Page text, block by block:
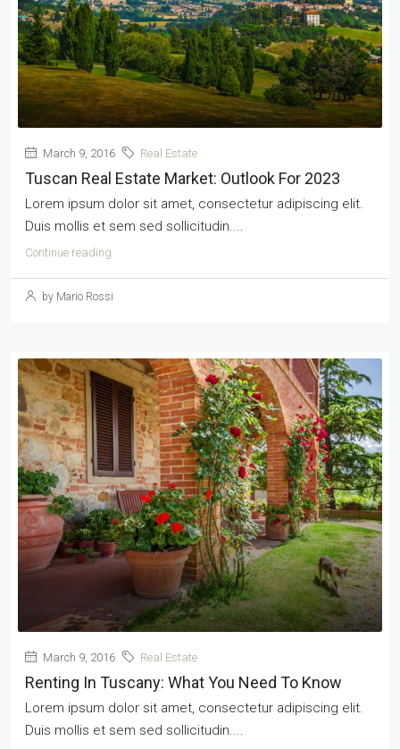
March 9, 2016 Real Estate
Tuscan Real Estate Market: Outlook For 2023
Lorem ipsum dolor sit amet, consectetur adipiscing elit.
Duis mollis et sem sed sollicitudin....
Continue reading
by Mario Rossi
March 9, 2016 Real Estate
Renting In Tuscany: What You Need To Know
Lorem ipsum dolor sit amet, consectetur adipiscing elit.
Duis mollis et sem sed sollicitudin....